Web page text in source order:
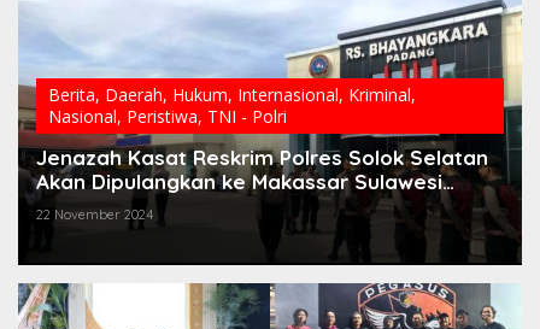
Berita, Daerah, Hukum, Internasional, Kriminal,
Nasional, Peristiwa, TNI - Polri
Jenazah Kasat Reskrim Polres Solok Selatan
Akan Dipulangkan ke Makassar Sulawesi
Selatan
22 November 2024